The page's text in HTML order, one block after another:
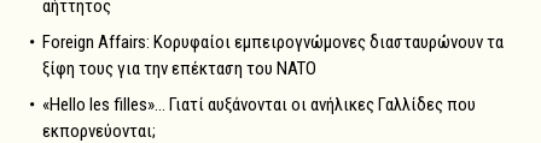
αήττητος
Foreign Affairs: Κορυφαίοι εμπειρογνώμονες διασταυρώνουν τα
ξίφη τους για την επέκταση του NATO
«Hello les filles»… Γιατί αυξάνονται οι ανήλικες Γαλλίδες που
εκπορνεύονται;